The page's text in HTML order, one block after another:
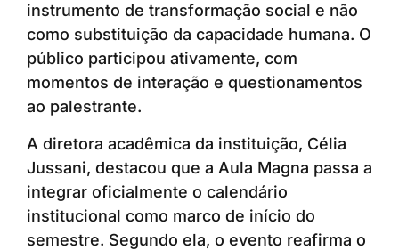
instrumento de transformação social e não
como substituição da capacidade humana. O
público participou ativamente, com
momentos de interação e questionamentos
ao palestrante.
A diretora acadêmica da instituição, Célia
Jussani, destacou que a Aula Magna passa a
integrar oficialmente o calendário
institucional como marco de início do
semestre. Segundo ela, o evento reafirma o